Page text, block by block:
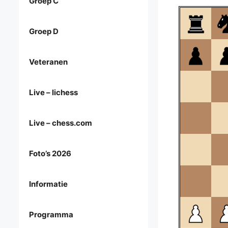
Groep D
Veteranen
Live – lichess
Live – chess.com
Foto’s 2026
Informatie
Programma